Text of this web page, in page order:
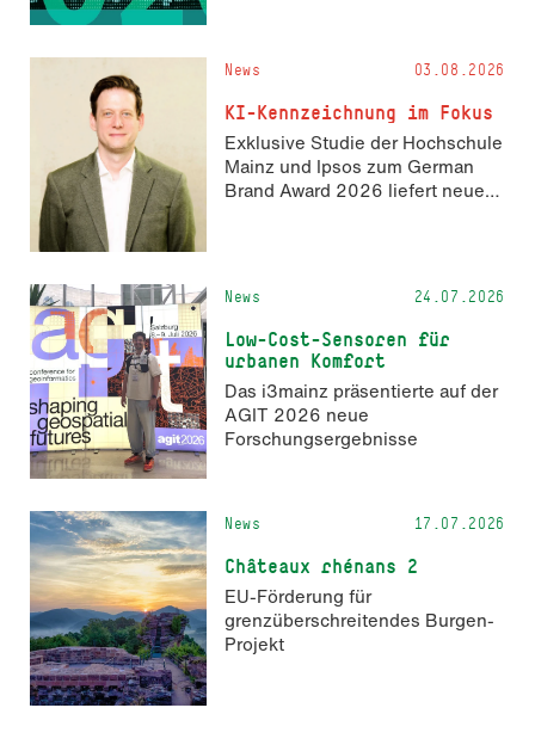
und 14. November 2026 den
Hackathon hack4GDI_DE an der
Hochschule Mainz aus. Die
Anmeldung ist geöffnet und bis
zum 2. Oktober 2026 möglich.
News 03.08.2026
KI-Kennzeichnung im Fokus
Exklusive Studie der Hochschule
Mainz und Ipsos zum German
Brand Award 2026 liefert neue
News 24.07.2026
Low-Cost-Sensoren für
urbanen Komfort
Das i3mainz präsentierte auf der
AGIT 2026 neue
Forschungsergebnisse
News 17.07.2026
Châteaux rhénans 2
EU-Förderung für
grenzüberschreitendes Burgen-
Projekt